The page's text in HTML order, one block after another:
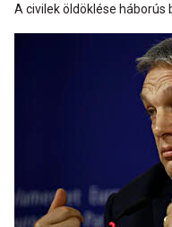
A civilek öldöklése háborús